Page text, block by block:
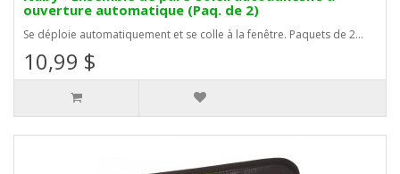
ouverture automatique (Paq. de 2)
Se déploie automatiquement et se colle à la fenêtre. Paquets de 2...
10,99 $